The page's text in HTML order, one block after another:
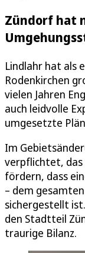
Zündorf hat
Lindlahr hat als
Rodenkirchen
vielen Jahren
auch leidvolle
umgesetzte
Im
verpflichtet, das
fördern, dass
– dem
sichergestellt
den Stadtteil
traurige Bilanz.